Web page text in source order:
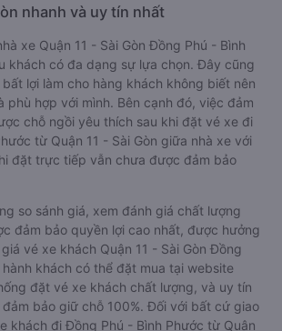
nhanh và uy tín nhất
xe Quận 11 - Sài Gòn Đồng Phú - Bình
khách có đa dạng sự lựa chọn. Đây cũng
lợi làm cho hàng khách không biết nên
phù hợp với mình. Bên cạnh đó, việc đảm
chỗ ngồi yêu thích sau khi đặt vé xe đi
từ Quận 11 - Sài Gòn giữa nhà xe với
đặt trực tiếp vẫn chưa được đảm bảo
so sánh giá, xem đánh giá chất lượng
đảm bảo quyền lợi cao nhất, được hưởng
vé xe khách Quận 11 - Sài Gòn Đồng
khách có thể đặt mua tại website
đặt vé xe khách chất lượng, và uy tín
bảo giữ chỗ 100%. Đối với bất cứ giao
khách đi Đồng Phú - Bình Phước từ Quận